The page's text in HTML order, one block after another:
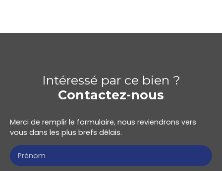
Intéressé par ce bien ?
Contactez-nous
Merci de remplir le formulaire, nous reviendrons vers
vous dans les plus brefs délais.
Prénom